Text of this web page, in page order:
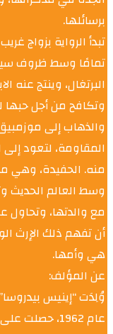
برسائلها.
تبدأ الرواية بزواج
تمامًا وسط ظروف
البرتغال، وينتج
وتكافح من أجل
والذهاب إلى
المقاومة، لتعود إلى
منه. الحفيدة، وهي
وسط العالم الحديث
مع والدتها، وتحاول
أن تفهم ذلك الإرث
هي وأمها.
عن المؤلف:
وُلِدَت “إينيس
عام 1962،